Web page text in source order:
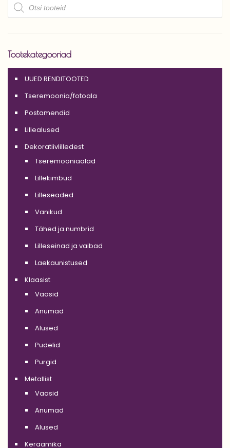
search
Tootekategooriad
UUED RENDITOOTED
Tseremoonia/fotoala
Postamendid
Lillealused
Dekoratiivlilledest
Tseremooniaalad
Lillekimbud
Lilleseaded
Vanikud
Tähed ja numbrid
Lilleseinad ja vaibad
Laekaunistused
Klaasist
Vaasid
Anumad
Alused
Pudelid
Purgid
Metallist
Vaasid
Anumad
Alused
Keraamika